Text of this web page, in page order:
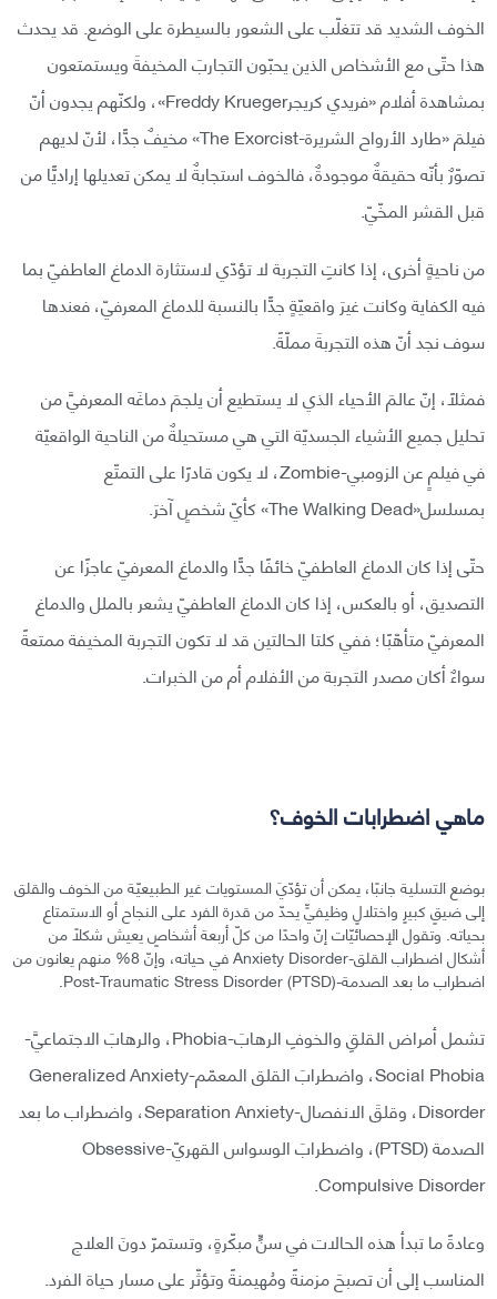
الخوف الشديد قد تتغلّب على الشعور بالسيطرة على الوضع. قد يحدث
هذا حتّى مع الأشخاص الذين يحبّون التجاربَ المخيفةَ ويستمتعون
بمشاهدة أفلام «فريدي كريجرFreddy Krueger»، ولكنّهم يجدون أنّ
فيلمَ «طارد الأرواح الشريرة-The Exorcist» مخيفٌ جدًّا، لأنّ لديهم
تصوّرٌ بأنّه حقيقةٌ موجودةٌ، فالخوف استجابةٌ لا يمكن تعديلها إراديًّا من
قبل القشر المخّيّ.
من ناحيةٍ أخرى، إذا كانتِ التجربة لا تؤدّي لاستثارة الدماغ العاطفيّ بما
فيه الكفاية وكانت غيرَ واقعيّةٍ جدًّا بالنسبة للدماغ المعرفيّ، فعندها
سوف نجد أنّ هذه التجربةَ مملّةً.
فمثلًا، إنّ عالمَ الأحياء الذي لا يستطيع أن يلجمَ دماغَه المعرفيَّ من
تحليل جميع الأشياء الجسديّة التي هي مستحيلةٌ من الناحية الواقعيّة
في فيلمٍ عن الزومبي-Zombie، لا يكون قادرًا على التمتّع
بمسلسل«The Walking Dead» كأيّ شخصٍ آخرَ.
حتّى إذا كان الدماغ العاطفيّ خائفًا جدًّا والدماغ المعرفيّ عاجزًا عن
التصديق، أو بالعكس، إذا كان الدماغ العاطفيّ يشعر بالملل والدماغ
المعرفيّ متأهّبًا؛ ففي كلتا الحالتين قد لا تكون التجربة المخيفة ممتعةً
سواءٌ أكان مصدر التجربة من الأفلام أم من الخبرات.
ماهي اضطرابات الخوف؟
بوضع التسلية جانبًا، يمكن أن تؤدّيَ المستويات غير الطبيعيّة من الخوف والقلق
إلى ضيقٍ كبيرٍ واختلالٍ وظيفيٍّ يحدّ من قدرة الفرد على النجاح أو الاستمتاع
بحياته. وتقول الإحصائيّات إنّ واحدًا من كلّ أربعة أشخاصٍ يعيش شكلًا من
أشكال اضطراب القلق-Anxiety Disorder في حياته، وإنّ 8% منهم يعانون من
اضطراب ما بعد الصدمة-Post-Traumatic Stress Disorder (PTSD).
تشمل أمراض القلقِ والخوفِ الرهابَ-Phobia، والرهابَ الاجتماعيَّ-
Social Phobia، واضطرابَ القلق المعمّم-Generalized Anxiety
Disorder، وقلقَ الانفصال-Separation Anxiety، واضطراب ما بعد
الصدمة (PTSD)، واضطرابَ الوسواس القهريّ-Obsessive
Compulsive Disorder.
وعادةً ما تبدأ هذه الحالات في سنٍّ مبكّرةٍ، وتستمرّ دونَ العلاج
المناسب إلى أن تصبحَ مزمنةً ومُهيمنةً وتؤثّر على مسار حياة الفرد.